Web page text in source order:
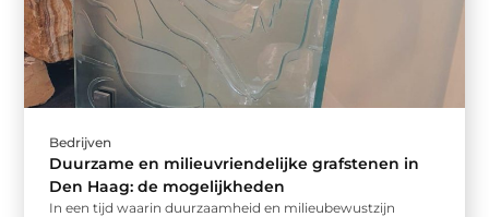
Bedrijven
Duurzame en milieuvriendelijke grafstenen in
Den Haag: de mogelijkheden
In een tijd waarin duurzaamheid en milieubewustzijn